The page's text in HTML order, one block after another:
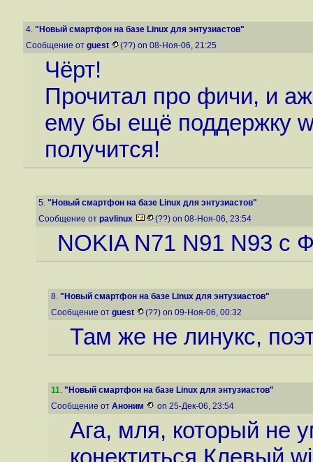
4. "Новый смартфон на базе Linux для энтузиастов"
Сообщение от guest (??) on 08-Ноя-06, 21:25
Чёрт!
Прочитал про фичи, и
ему бы ещё поддержку
получится!
5. "Новый смартфон на базе Linux для энтузиастов"
Сообщение от pavlinux (??) on 08-Ноя-06, 23:54
NOKIA N71 N91 N93 с
8. "Новый смартфон на базе Linux для энтузиастов"
Сообщение от guest (??) on 09-Ноя-06, 00:32
Там же не линукс,
11. "Новый смартфон на базе Linux для энтузиастов"
Сообщение от Аноним on 25-Дек-06, 23:54
Ага, мля, который не